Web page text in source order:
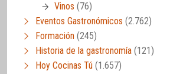
Vinos (76)
Eventos Gastronómicos (2.762)
Formación (245)
Historia de la gastronomía (121)
Hoy Cocinas Tú (1.657)